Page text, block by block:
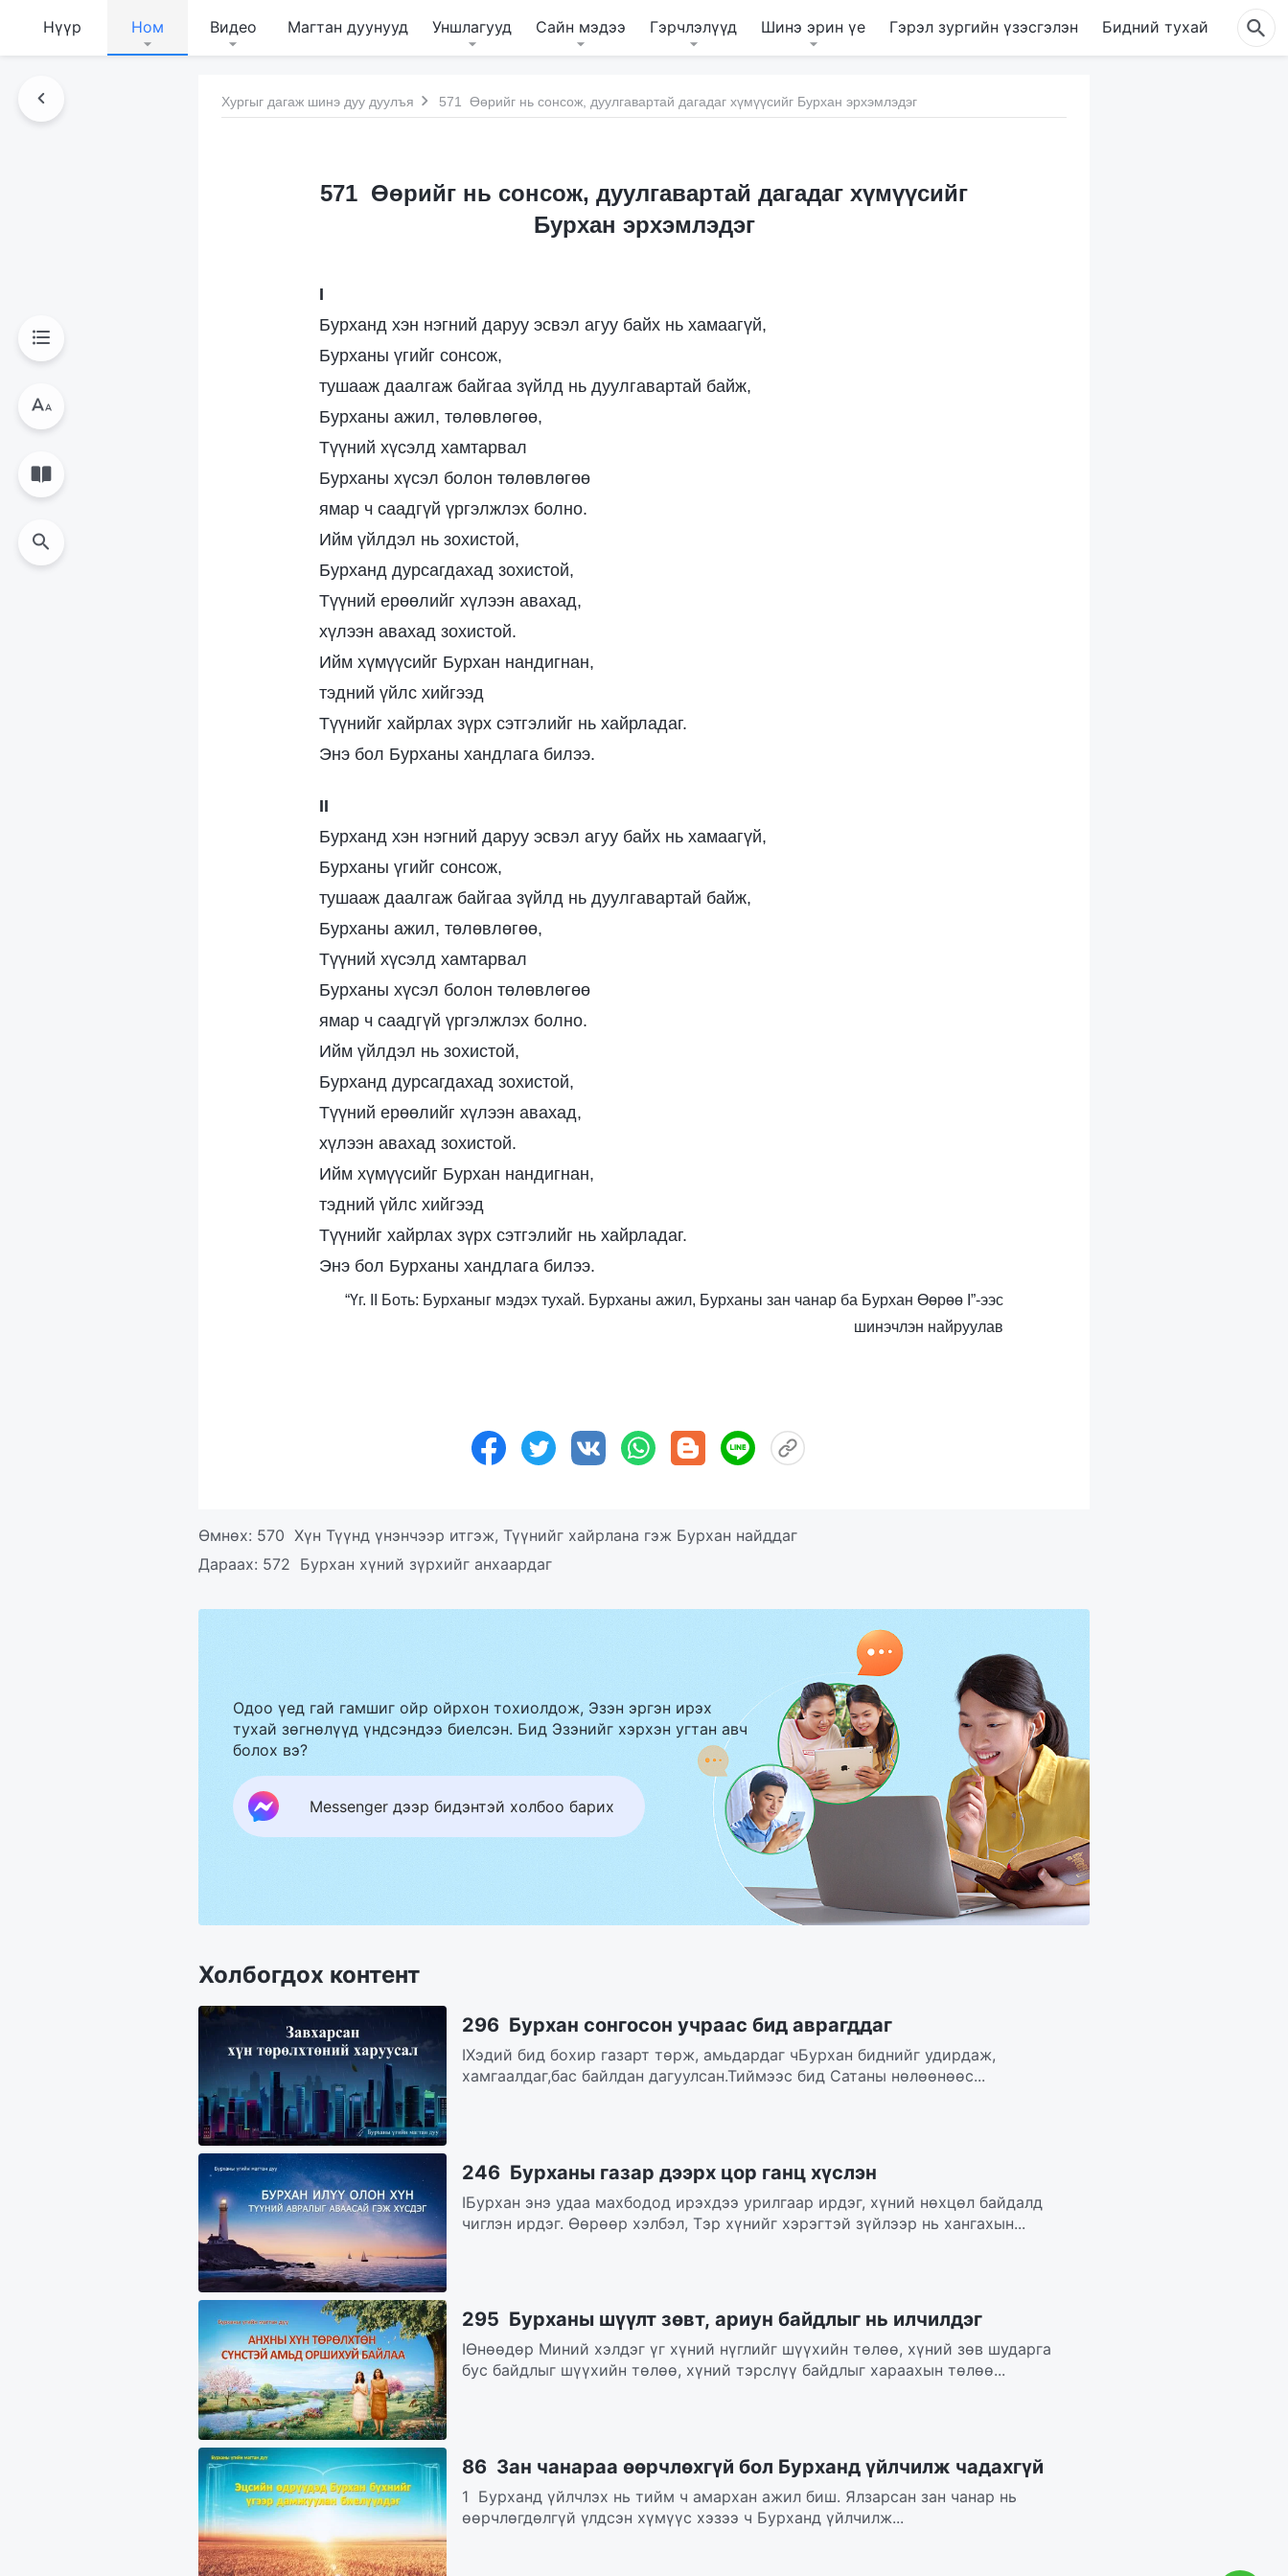
Нүүр Ном Видео Магтан дуунууд Уншлагууд Сайн мэдээ Гэрчлэлүүд Шинэ эрин үе Гэрэл зургийн үзэсгэлэн Бидний тухай
Хургыг дагаж шинэ дуу дуулъя 571 Өөрийг нь сонсож, дуулгавартай дагадаг хүмүүсийг Бурхан эрхэмлэдэг
571 Өөрийг нь сонсож, дуулгавартай дагадаг хүмүүсийг
Бурхан эрхэмлэдэг
I
Бурханд хэн нэгний даруу эсвэл агуу байх нь хамаагүй,
Бурханы үгийг сонсож,
тушааж даалгаж байгаа зүйлд нь дуулгавартай байж,
Бурханы ажил, төлөвлөгөө,
Түүний хүсэлд хамтарвал
Бурханы хүсэл болон төлөвлөгөө
ямар ч саадгүй үргэлжлэх болно.
Ийм үйлдэл нь зохистой,
Бурханд дурсагдахад зохистой,
Түүний ерөөлийг хүлээн авахад,
хүлээн авахад зохистой.
Ийм хүмүүсийг Бурхан нандигнан,
тэдний үйлс хийгээд
Түүнийг хайрлах зүрх сэтгэлийг нь хайрладаг.
Энэ бол Бурханы хандлага билээ.
II
Бурханд хэн нэгний даруу эсвэл агуу байх нь хамаагүй,
Бурханы үгийг сонсож,
тушааж даалгаж байгаа зүйлд нь дуулгавартай байж,
Бурханы ажил, төлөвлөгөө,
Түүний хүсэлд хамтарвал
Бурханы хүсэл болон төлөвлөгөө
ямар ч саадгүй үргэлжлэх болно.
Ийм үйлдэл нь зохистой,
Бурханд дурсагдахад зохистой,
Түүний ерөөлийг хүлээн авахад,
хүлээн авахад зохистой.
Ийм хүмүүсийг Бурхан нандигнан,
тэдний үйлс хийгээд
Түүнийг хайрлах зүрх сэтгэлийг нь хайрладаг.
Энэ бол Бурханы хандлага билээ.
“Үг. II Боть: Бурханыг мэдэх тухай. Бурханы ажил, Бурханы зан чанар ба Бурхан Өөрөө I”-ээс
шинэчлэн найруулав
Өмнөх: 570 Хүн Түүнд үнэнчээр итгэж, Түүнийг хайрлана гэж Бурхан найддаг
Дараах: 572 Бурхан хүний зүрхийг анхаардаг
Одоо үед гай гамшиг ойр ойрхон тохиолдож, Эзэн эргэн ирэх
тухай зөгнөлүүд үндсэндээ биелсэн. Бид Эзэнийг хэрхэн угтан авч
болох вэ?
Messenger дээр бидэнтэй холбоо барих
Холбогдох контент
296 Бурхан сонгосон учраас бид аврагддаг
IХэдий бид бохир газарт төрж, амьдардаг чБурхан биднийг удирдаж,
хамгаалдаг,бас байлдан дагуулсан.Тиймээс бид Сатаны нөлөөнөөс...
246 Бурханы газар дээрх цор ганц хүслэн
IБурхан энэ удаа махбодод ирэхдээ урилгаар ирдэг, хүний нөхцөл байдалд
чиглэн ирдэг. Өөрөөр хэлбэл, Тэр хүнийг хэрэгтэй зүйлээр нь хангахын...
295 Бурханы шүүлт зөвт, ариун байдлыг нь илчилдэг
IӨнөөдөр Миний хэлдэг үг хүний нүглийг шүүхийн төлөө, хүний зөв шударга
бус байдлыг шүүхийн төлөө, хүний тэрслүү байдлыг хараахын төлөө...
86 Зан чанараа өөрчлөхгүй бол Бурханд үйлчилж чадахгүй
1 Бурханд үйлчлэх нь тийм ч амархан ажил биш. Ялзарсан зан чанар нь
өөрчлөгдөлгүй үлдсэн хүмүүс хэзээ ч Бурханд үйлчилж...